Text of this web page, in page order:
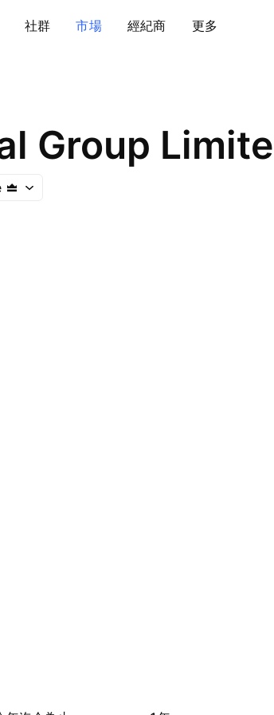
社群 市場 經紀商 更多
Group